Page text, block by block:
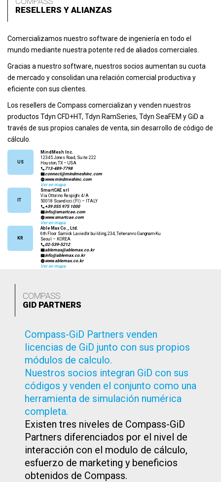
RESELLERS Y ALIANZAS
Comercializamos nuestro software de ingeniería en todo el
mundo mediante nuestra potente red de aliados comerciales.
Gracias a nuestro software, nuestros socios aumentan su cuota
de mercado y consolidan una relación comercial productiva y
eficiente con sus clientes.
Los resellers de Compass comercializan y venden nuestros
productos Tdyn CFD+HT, Tdyn RamSeries, Tdyn SeaFEM y GiD a
través de sus propios canales de venta, sin desarrollo de código de
cálculo.
US
MindMesh Inc.
12345 Jones Road, Suite 222
Houston, TX – USA
713-489-7798
connect@mindmeshinc.com
www.mindmeshinc.com
Ver en mapa
IT
SmartCAE srl
Via Ottorino Respighi 4/A
50018 Scandicci (FI) – ITALY
+39 055 975 1000
info@smartcae.com
www.smartcae.com
Ver en mapa
KR
Able Max Co., Ltd.
6th Floor Samick Lavied’or building, 234, Teheran-ro Gangnam-Ku
Seoul – KOREA
02-539-5212
ablemax@ablemax.co.kr
info@ablemax.co.kr
www.ablemax.co.kr
Ver en mapa
COMPASS
GID PARTNERS
Compass-GiD Partners venden
licencias de GiD junto con sus propios
módulos de calculo.
Nuestros socios integran GiD con sus
códigos y venden el conjunto como una
herramienta de simulación numérica
completa.
Existen tres niveles de Compass-GiD
Partners diferenciados por el nivel de
interacción con el modulo de cálculo,
esfuerzo de marketing y beneficios
obtenidos de Compass.